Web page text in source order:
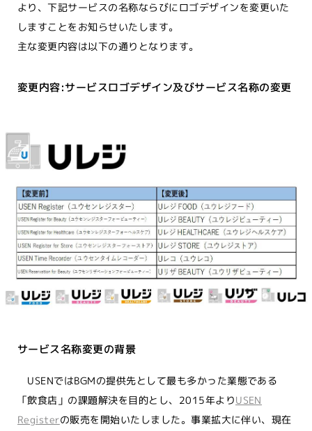
より、下記サービスの名称ならびにロゴデザインを変更いた
しますことをお知らせいたします。
主な変更内容は以下の通りとなります。
変更内容:サービスロゴデザイン及びサービス名称の変更
サービス名称変更の背景
USENではBGMの提供先として最も多かった業態である
「飲食店」の課題解決を目的とし、2015年よりUSEN
Registerの販売を開始いたしました。事業拡大に伴い、現在